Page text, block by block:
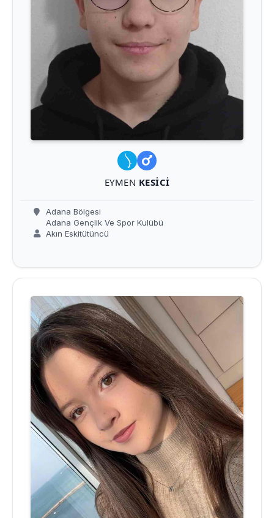
EYMEN KESICI
Adana Bölgesi
Adana Gençlik Ve Spor Kulübü
Akın Eskitütüncü